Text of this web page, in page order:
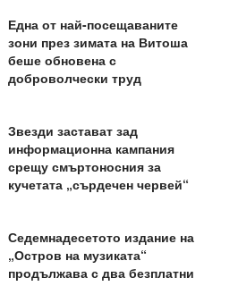
Една от най-посещаваните
зони през зимата на Витоша
беше обновена с
доброволчески труд
Звезди застават зад
информационна кампания
срещу смъртоносния за
кучетата „сърдечен червей“
Седемнадесетото издание на
„Остров на музиката“
продължава с два безплатни